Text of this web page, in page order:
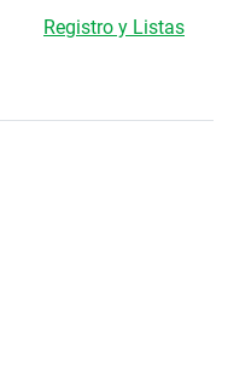
Registro y Listas